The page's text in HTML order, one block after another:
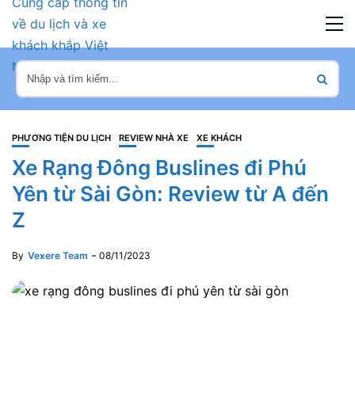
PHƯƠNG TIỆN DU LỊCH REVIEW NHÀ XE XE KHÁCH
Xe Rạng Đông Buslines đi Phú
Yên từ Sài Gòn: Review từ A đến
Z
By Vexere Team 08/11/2023